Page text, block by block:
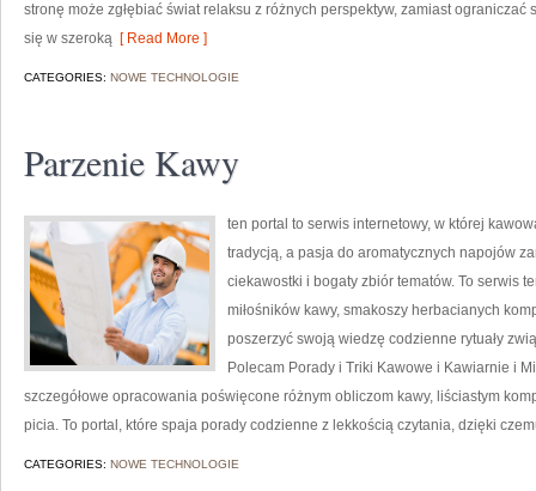
stronę może zgłębiać świat relaksu z różnych perspektyw, zamiast
się w szeroką [ Read More ]
CATEGORIES: NOWE TECHNOLOGIE
Parzenie Kawy
ten portal to serwis internetowy, w której
tradycją, a pasja do aromatycznych napojów
ciekawostki i bogaty zbiór tematów. To serwis
miłośników kawy, smakoszy herbacianych
poszerzyć swoją wiedzę codzienne rytuały
Polecam Porady i Triki Kawowe i Kawiarnie i
szczegółowe opracowania poświęcone różnym obliczom kawy, liściastym
picia. To portal, które spaja porady codzienne z lekkością czytania, dzięki
CATEGORIES: NOWE TECHNOLOGIE